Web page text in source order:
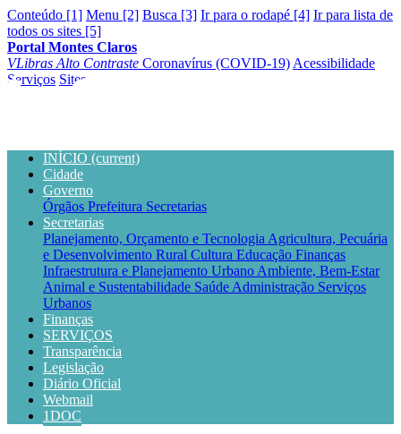
Conteúdo [1] Menu [2] Busca [3] Ir para o rodapé [4] Ir para lista de
todos os sites [5]
Portal Montes Claros
VLibras Alto Contraste Coronavírus (COVID-19) Acessibilidade
Serviços Sites
INÍCIO (current)
Cidade
Governo
Órgãos Prefeitura Secretarias
Secretarias
Planejamento, Orçamento e Tecnologia Agricultura, Pecuária
e Desenvolvimento Rural Cultura Educação Finanças
Infraestrutura e Planejamento Urbano Ambiente, Bem-Estar
Animal e Sustentabilidade Saúde Administração Serviços
Urbanos
Finanças
SERVIÇOS
Transparência
Legislação
Diário Oficial
Webmail
1DOC